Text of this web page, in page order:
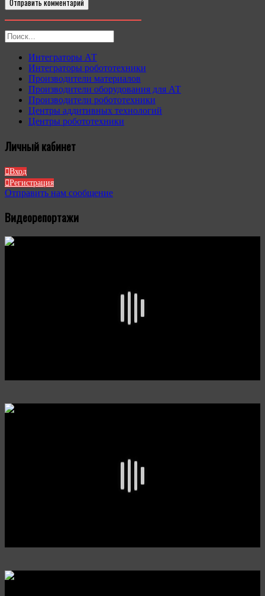
Интеграторы АТ
Интеграторы робототехники
Производители материалов
Производители оборудования для АТ
Производители робототехники
Центры аддитивных технологий
Центры робототехники
Личный кабинет
Вход
Регистрация
Отправить нам сообщение
Видеорепортажи